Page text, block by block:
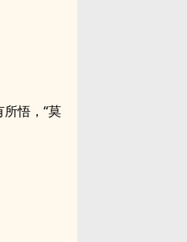
悟，“莫